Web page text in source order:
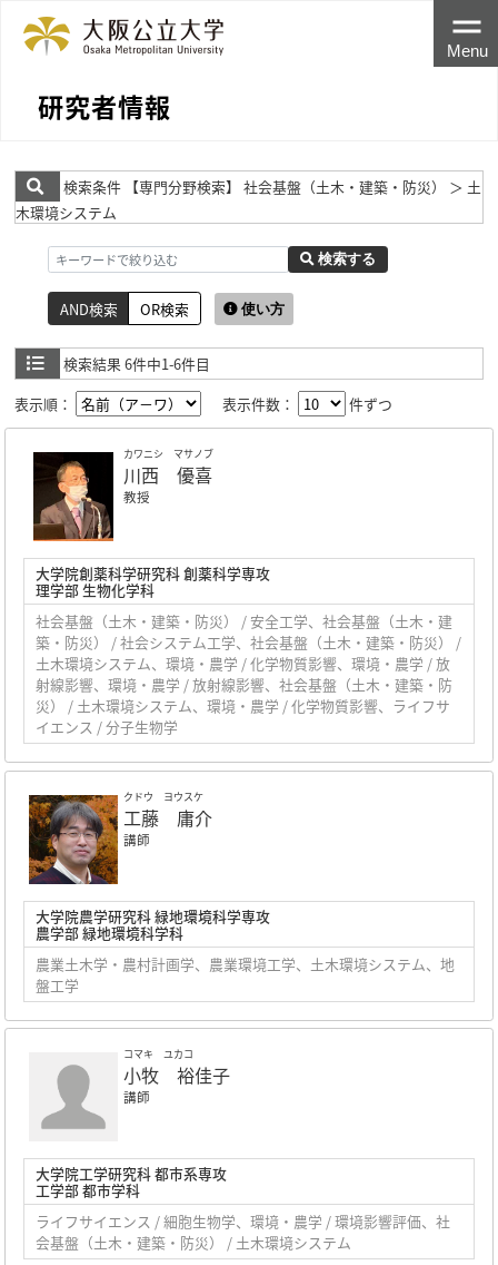
研究者情報
Menu
検索条件 【専門分野検索】 社会基盤（土木・建築・防災） ＞ 土
木環境システム
検索する
AND検索 OR検索 使い方
検索結果 6件中1-6件目
表示順：
表示件数： 件ずつ
カワニシ マサノブ
川西 優喜
教授
大学院創薬科学研究科 創薬科学専攻
理学部 生物化学科
社会基盤（土木・建築・防災） / 安全工学、社会基盤（土木・建
築・防災） / 社会システム工学、社会基盤（土木・建築・防災） /
土木環境システム、環境・農学 / 化学物質影響、環境・農学 / 放
射線影響、環境・農学 / 放射線影響、社会基盤（土木・建築・防
災） / 土木環境システム、環境・農学 / 化学物質影響、ライフサ
イエンス / 分子生物学
クドウ ヨウスケ
工藤 庸介
講師
大学院農学研究科 緑地環境科学専攻
農学部 緑地環境科学科
農業土木学・農村計画学、農業環境工学、土木環境システム、地
盤工学
コマキ ユカコ
小牧 裕佳子
講師
大学院工学研究科 都市系専攻
工学部 都市学科
ライフサイエンス / 細胞生物学、環境・農学 / 環境影響評価、社
会基盤（土木・建築・防災） / 土木環境システム